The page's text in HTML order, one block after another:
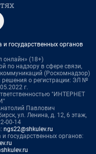
государственных органов
онлайн» (18+)
по надзору в сфере связи,
(Роскомнадзор)
решения о регистрации: ЭЛ №
г.
"ИНТЕРНЕТ
Павлович
ул. Ленина, д. 12, 6 этаж,
00-14
ngs22@shkulev.ru
государственных органов: